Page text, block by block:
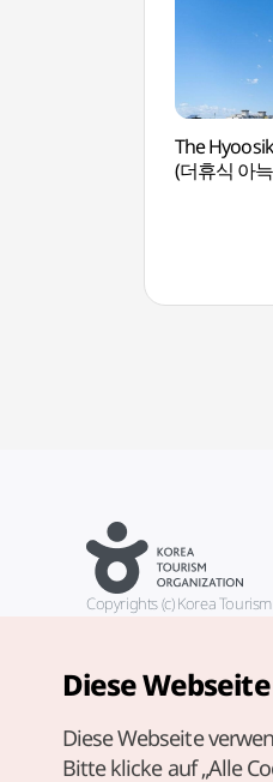
The
(더휴식 아
Copyrights (c) Korea
german@knto.or.kr
Diese
Diese Webseite
Bitte klicke auf „Alle